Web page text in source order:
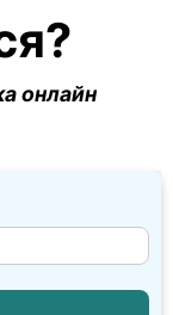
онлайн